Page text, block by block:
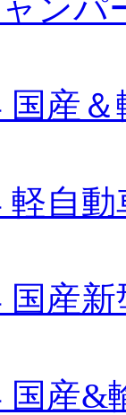
ンパ
産
自
産
産&